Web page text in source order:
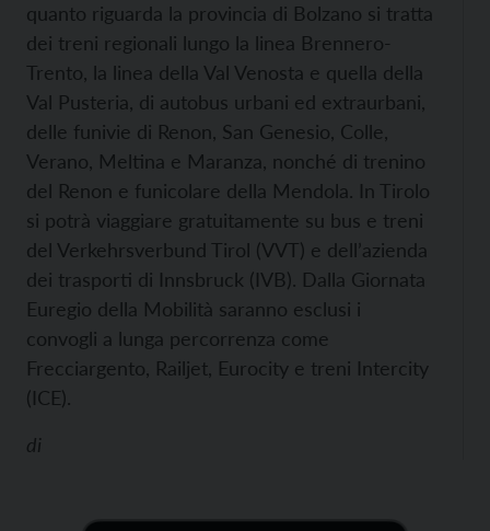
quanto riguarda la provincia di Bolzano si tratta
dei treni regionali lungo la linea Brennero-
Trento, la linea della Val Venosta e quella della
Val Pusteria, di autobus urbani ed extraurbani,
delle funivie di Renon, San Genesio, Colle,
Verano, Meltina e Maranza, nonché di trenino
del Renon e funicolare della Mendola. In Tirolo
si potrà viaggiare gratuitamente su bus e treni
del Verkehrsverbund Tirol (VVT) e dell’azienda
dei trasporti di Innsbruck (IVB). Dalla Giornata
Euregio della Mobilità saranno esclusi i
convogli a lunga percorrenza come
Frecciargento, Railjet, Eurocity e treni Intercity
(ICE).
di